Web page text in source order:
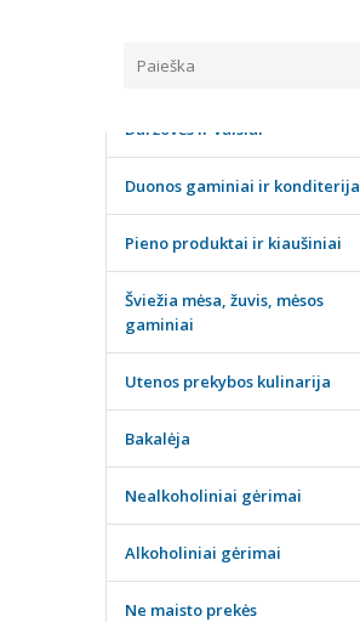
KATEGORIJOS
Daržovės ir vaisiai
Duonos gaminiai ir konditerija
Pieno produktai ir kiaušiniai
Šviežia mėsa, žuvis, mėsos
gaminiai
Utenos prekybos kulinarija
Bakalėja
Nealkoholiniai gėrimai
Alkoholiniai gėrimai
Ne maisto prekės